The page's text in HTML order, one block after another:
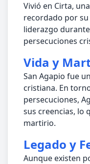
Vivió en Cirta,
recordado por
liderazgo
persecuciones
Vida y
San Agapio fue
cristiana. En
persecuciones,
sus creencias, lo
martirio.
Legado y
Aunque existen